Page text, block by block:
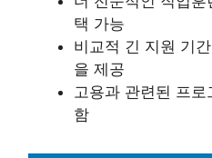
택 가능
비교적 긴 지원 기
을 제공
고용과 관련된 프
함